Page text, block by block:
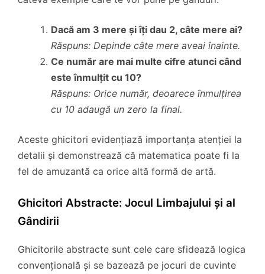
Dacă am 3 mere și îți dau 2, câte mere ai?
Răspuns: Depinde câte mere aveai înainte.
Ce număr are mai multe cifre atunci când
este înmulțit cu 10?
Răspuns: Orice număr, deoarece înmulțirea
cu 10 adaugă un zero la final.
Aceste ghicitori evidențiază importanța atenției la
detalii și demonstrează că matematica poate fi la
fel de amuzantă ca orice altă formă de artă.
Ghicitori Abstracte: Jocul Limbajului și al
Gândirii
Ghicitorile abstracte sunt cele care sfidează logica
convențională și se bazează pe jocuri de cuvinte